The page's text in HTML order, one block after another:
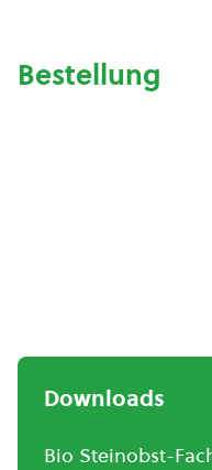
Bestellung
Downloads
Bio Steinobst-